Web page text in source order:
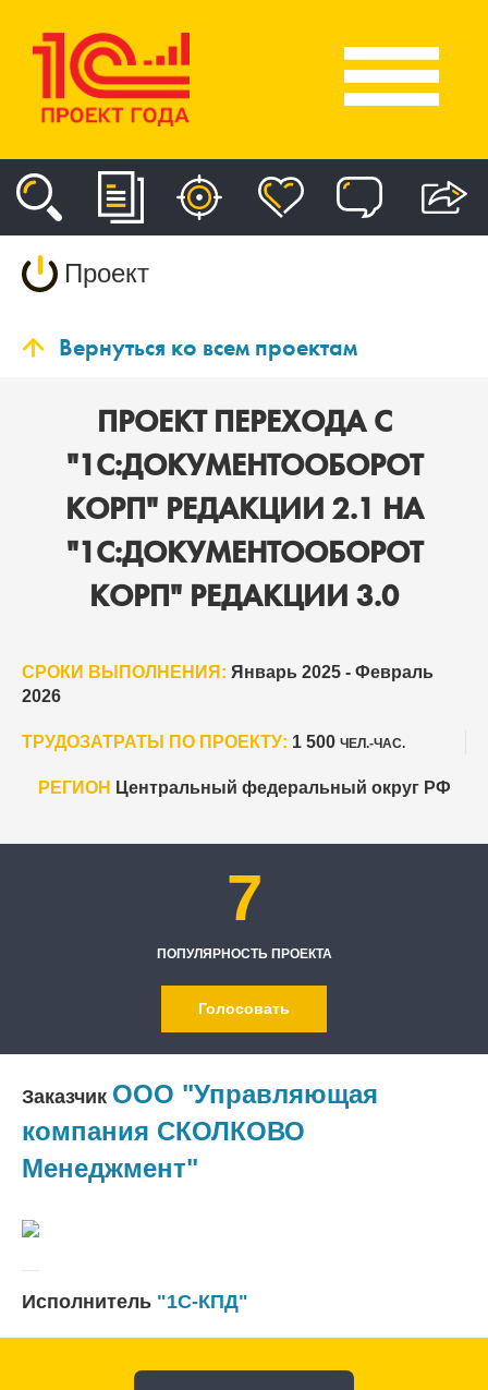
Проект
Вернуться ко всем проектам
ПРОЕКТ ПЕРЕХОДА С
"1С:ДОКУМЕНТООБОРОТ
КОРП" РЕДАКЦИИ 2.1 НА
"1С:ДОКУМЕНТООБОРОТ
КОРП" РЕДАКЦИИ 3.0
СРОКИ ВЫПОЛНЕНИЯ: Январь 2025 - Февраль
2026
ТРУДОЗАТРАТЫ ПО ПРОЕКТУ: 1 500 ЧЕЛ.-ЧАС.
РЕГИОН Центральный федеральный округ РФ
7
ПОПУЛЯРНОСТЬ ПРОЕКТА
Голосовать
Заказчик ООО "Управляющая
компания СКОЛКОВО
Менеджмент"
Исполнитель "1С-КПД"